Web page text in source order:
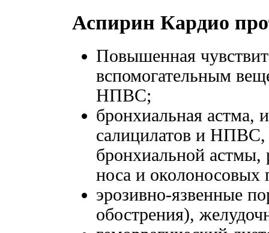
Аспирин Кардио
Повышенная
вспомогательным
НПВС;
бронхиальная астма,
салицилатов и НПВС,
бронхиальной
носа и
эрозивно-язвенные
обострения),